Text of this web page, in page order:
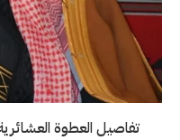
تفاصيل العطوة